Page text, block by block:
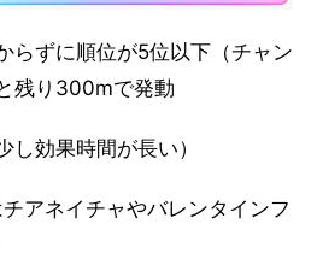
らずに順位が5位以下（チャン
残り300mで発動
効果時間が長い）
アネイチャやバレンタインフ